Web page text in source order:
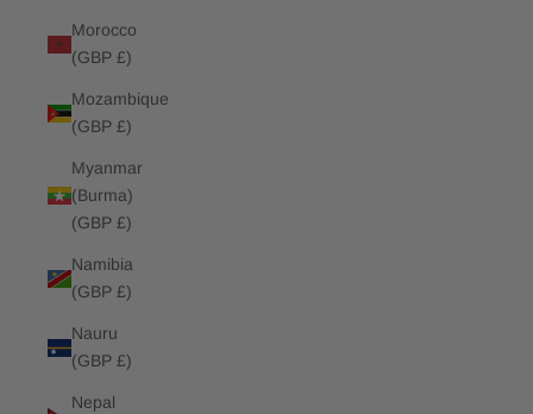
Morocco
(GBP £)
Mozambique
(GBP £)
Myanmar
(Burma)
(GBP £)
Namibia
(GBP £)
Nauru
(GBP £)
Nepal